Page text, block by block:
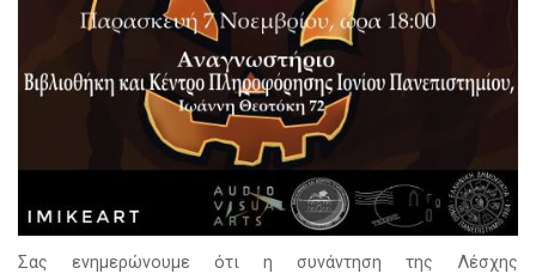
Σας ενημερώνουμε ότι η συνάντηση της Λέσχης